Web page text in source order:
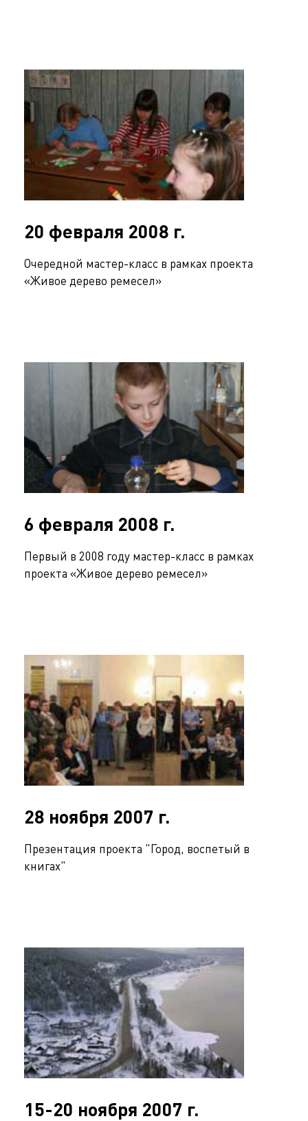
20 февраля 2008 г.
Очередной мастер-класс в рамках проекта
«Живое дерево ремесел»
6 февраля 2008 г.
Первый в 2008 году мастер-класс в рамках
проекта «Живое дерево ремесел»
28 ноября 2007 г.
Презентация проекта "Город, воспетый в
книгах"
15-20 ноября 2007 г.